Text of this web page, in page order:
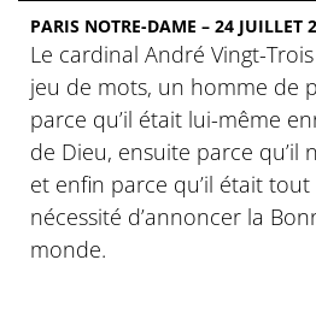
PARIS NOTRE-DAME – 24 JUILLET
Le cardinal André Vingt-
jeu de mots, un homme de
parce qu’il était lui-même
de Dieu, ensuite parce qu’il
et enfin parce qu’il était
nécessité d’annoncer la
monde.